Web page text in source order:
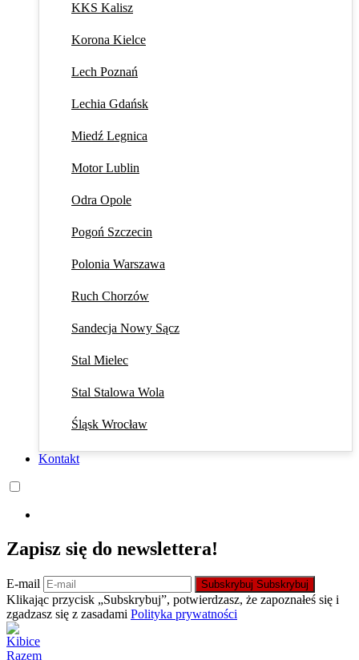
KKS Kalisz
Korona Kielce
Lech Poznań
Lechia Gdańsk
Miedź Legnica
Motor Lublin
Odra Opole
Pogoń Szczecin
Polonia Warszawa
Ruch Chorzów
Sandecja Nowy Sącz
Stal Mielec
Stal Stalowa Wola
Śląsk Wrocław
Kontakt
Zapisz się do newslettera!
E-mail Subskrybuj Subskrybuj
Klikając przycisk „Subskrybuj”, potwierdzasz, że zapoznałeś się i
zgadzasz się z zasadami Polityka prywatności